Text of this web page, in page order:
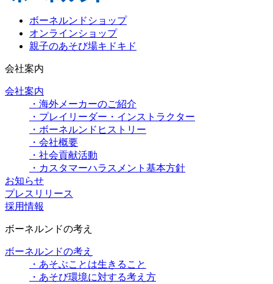
ボーネルンドショップ
オンラインショップ
親子のあそび場キドキド
会社案内
会社案内
・海外メーカーのご紹介
・プレイリーダー・インストラクター
・ボーネルンドヒストリー
・会社概要
・社会貢献活動
・カスタマーハラスメント基本方針
お知らせ
プレスリリース
採用情報
ボーネルンドの考え
ボーネルンドの考え
・あそぶことは生きること
・あそび環境に対する考え方